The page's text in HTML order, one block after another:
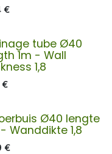
€
tube Ø40
1m - Wall
1,8
€
Ø40 lengte
Wanddikte 1,8
€